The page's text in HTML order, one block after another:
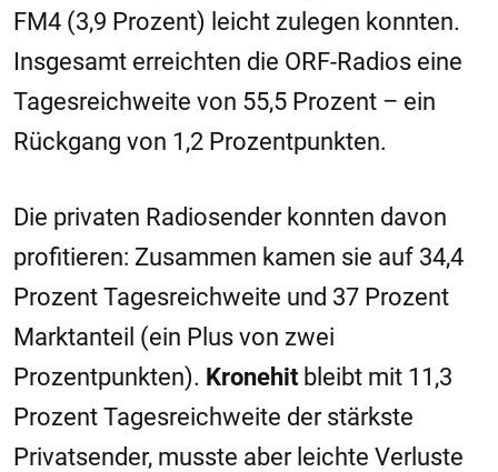
FM4 (3,9 Prozent) leicht zulegen konnten.
Insgesamt erreichten die ORF-Radios eine
Tagesreichweite von 55,5 Prozent – ein
Rückgang von 1,2 Prozentpunkten.
Die privaten Radiosender konnten davon
profitieren: Zusammen kamen sie auf 34,4
Prozent Tagesreichweite und 37 Prozent
Marktanteil (ein Plus von zwei
Prozentpunkten). Kronehit bleibt mit 11,3
Prozent Tagesreichweite der stärkste
Privatsender, musste aber leichte Verluste